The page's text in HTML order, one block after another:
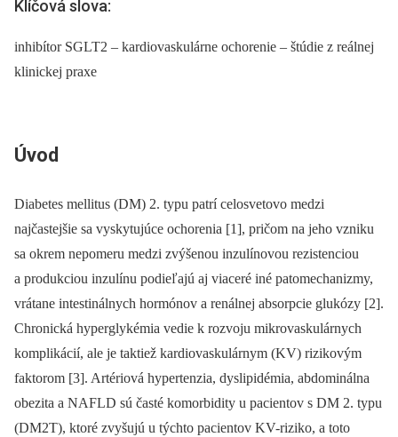
Klíčová slova:
inhibítor SGLT2 – kardiovaskulárne ochorenie – štúdie z reálnej
klinickej praxe
Úvod
Diabetes mellitus (DM) 2. typu patrí celosvetovo medzi
najčastejšie sa vyskytujúce ochorenia [1], pričom na jeho vzniku
sa okrem nepomeru medzi zvýšenou inzulínovou rezistenciou
a produkciou inzulínu podieľajú aj viaceré iné patomechanizmy,
vrátane intestinálnych hormónov a renálnej absorpcie glukózy [2].
Chronická hyperglykémia vedie k rozvoju mikrovaskulárnych
komplikácií, ale je taktiež kardiovaskulárnym (KV) rizikovým
faktorom [3]. Artériová hypertenzia, dyslipid­émia, abdominálna
obezita a NAFLD sú časté komorbidity u pacientov s DM 2. typu
(DM2T), ktoré zvyšujú u týchto pacientov KV-riziko, a toto